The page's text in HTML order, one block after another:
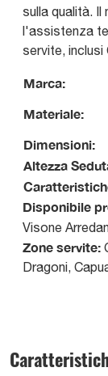
sulla qualità.
l'assistenza
servite,
Marca:
Materiale:
Dimensioni:
Altezza
Disponibile
Visone
Zone servite:
Dragoni,